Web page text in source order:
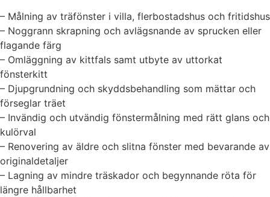
– Målning av träfönster i villa, flerbostadshus och fritidshus
– Noggrann skrapning och avlägsnande av sprucken eller
flagande färg
– Omläggning av kittfals samt utbyte av uttorkat
fönsterkitt
– Djupgrundning och skyddsbehandling som mättar och
förseglar träet
– Invändig och utvändig fönstermålning med rätt glans och
kulörval
– Renovering av äldre och slitna fönster med bevarande av
originaldetaljer
– Lagning av mindre träskador och begynnande röta för
längre hållbarhet